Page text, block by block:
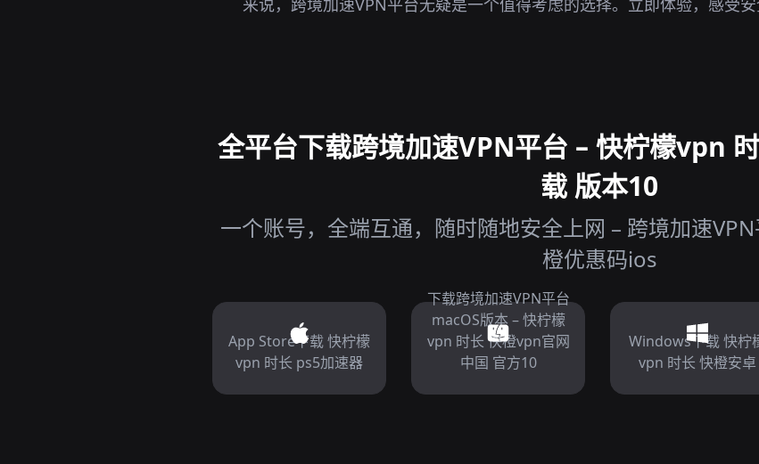
来说，跨境加速VPN平台无疑是一个值得考虑的选择。立即体验，感受安
全平台下载跨境加速VPN平台 – 快柠檬vpn
载 版本10
一个账号，全端互通，随时随地安全上网 – 跨境加速
橙优惠码ios
App Store下载 快柠檬
vpn 时长 ps5加速器
下载跨境加速VPN平台
macOS版本 – 快柠檬
vpn 时长 快橙vpn官网
中国 官方10
Windows下载 快柠
vpn 时长 快橙安卓